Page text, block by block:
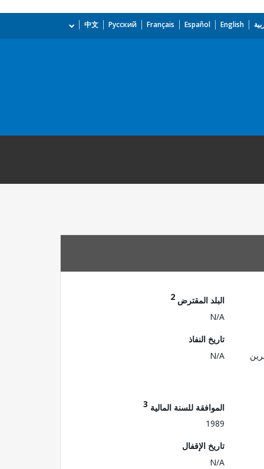
English
Español
Français
Русский
中文
البلد المقترض 2
N/A
تاريخ النفاذ
N/A
الموافقة للسنة المالية 3
1989
تاريخ الإقفال
N/A